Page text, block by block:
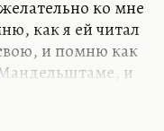
ко мне
как я ей читал
и помню как
и